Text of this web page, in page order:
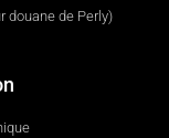
douane de Perly)